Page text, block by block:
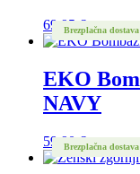
69,95€
Brezplačna dostava
EKO
NAVY
59,90€
Brezplačna dostava